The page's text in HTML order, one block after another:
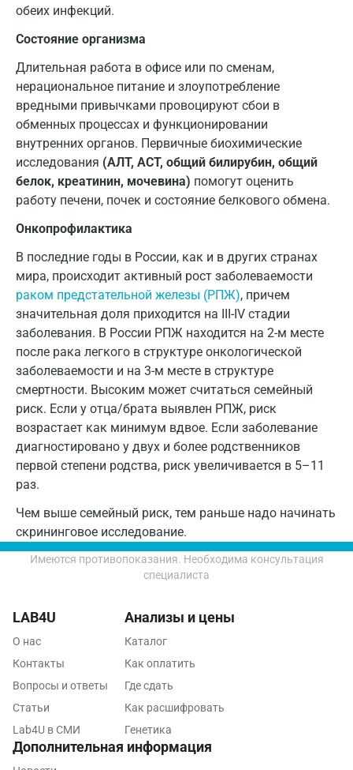
обеих инфекций.
Состояние организма
Длительная работа в офисе или по сменам,
нерациональное питание и злоупотребление
вредными привычками провоцируют сбои в
обменных процессах и функционировании
внутренних органов. Первичные биохимические
исследования (АЛТ, АСТ, общий билирубин, общий
белок, креатинин, мочевина) помогут оценить
работу печени, почек и состояние белкового обмена.
Онкопрофилактика
В последние годы в России, как и в других странах
мира, происходит активный рост заболеваемости
раком предстательной железы (РПЖ), причем
значительная доля приходится на III-IV стадии
заболевания. В России РПЖ находится на 2-м месте
после рака легкого в структуре онкологической
заболеваемости и на 3-м месте в структуре
смертности. Высоким может считаться семейный
риск. Если у отца/брата выявлен РПЖ, риск
возрастает как минимум вдвое. Если заболевание
диагностировано у двух и более родственников
первой степени родства, риск увеличивается в 5–11
раз.
Чем выше семейный риск, тем раньше надо начинать
скрининговое исследование.
Обнинск
Одинцово
Омск
Орел
Оренбург
Орехово-Зуево
Павловский посад
Пенза
Пермь
Петрозаводск
Подольск
Псков
Пушкин
Пушкино
Пятигорск
Раменское
Ростов-на-Дону
Рыбинск
Саратов
Сергиев Посад
Сертолово
Имеются противопоказания. Необходима консультация
специалиста
LAB4U
О нас
Контакты
Вопросы и ответы
Статьи
Lab4U в СМИ
Анализы и цены
Каталог
Как оплатить
Где сдать
Как расшифровать
Генетика
Дополнительная информация